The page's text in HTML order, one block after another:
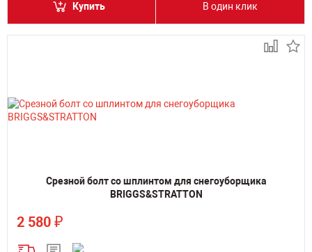
Купить В один клик
Срезной болт со шплинтом для снегоуборщика
BRIGGS&STRATTON
2 580 ₽